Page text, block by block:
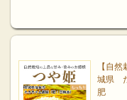
【自
城県
肥